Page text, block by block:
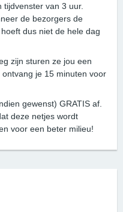
van 3 uur.
de bezorgers de
dus niet de hele dag
zijn sturen ze jou een
je 15 minuten voor
gewenst) GRATIS af.
deze netjes wordt
voor een beter milieu!